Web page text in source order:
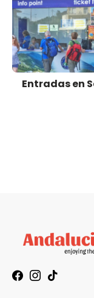
Entradas en